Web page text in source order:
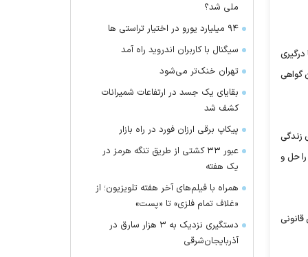
گواهی
زندگی
حل و
به مراکز پزشکی قانونی
ملی شد؟
۹۴ میلیارد یورو در اختیار تراستی ها
سیگنال با کاربران اندروید راه آمد
تهران خنک‌تر می‌شود
بقایای یک جسد در ارتفاعات شمیرانات
کشف شد
پیکاپ برقی ارزان فورد در راه بازار
عبور ۳۳ کشتی از طریق تنگه هرمز در
یک هفته
همراه با فیلم‌های آخر هفته تلویزیون؛ از
«غلاف تمام فلزی» تا «پست»
دستگیری نزدیک به ۳ هزار سارق در
آذربایجان‌شرقی